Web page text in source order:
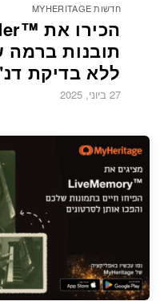
חדשות MYHERITAGE
תובנות ברמה
ללא בדיקת
27 ביוני, 2025